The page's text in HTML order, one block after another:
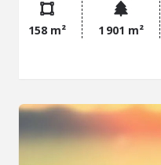
salle de bains, WC.
devant avec places de
158 m² 1 901 m²